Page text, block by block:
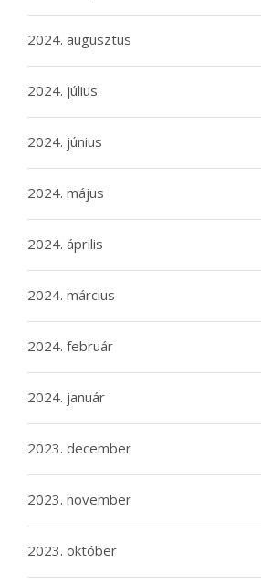
2024. augusztus
2024. július
2024. június
2024. május
2024. április
2024. március
2024. február
2024. január
2023. december
2023. november
2023. október